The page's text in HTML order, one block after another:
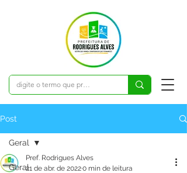
Post
Geral
Geral
Pref. Rodrigues Alves
21 de abr. de 20220 min de leitura